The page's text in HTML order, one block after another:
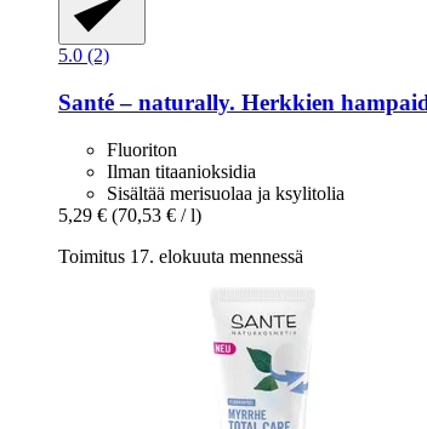
5.0 (2)
Santé – naturally. Herkkien
Fluoriton
Ilman titaanioksidia
Sisältää merisuolaa ja ksylitolia
5,29 € (70,53 € / l)
Toimitus 17. elokuuta mennessä